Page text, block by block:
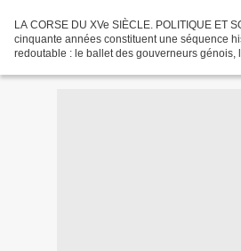
LA CORSE DU XVe SIÈCLE. POLITIQUE ET
cinquante années constituent une séquence
redoutable : le ballet des gouverneurs génois,